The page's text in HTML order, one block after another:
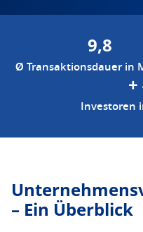
9,8
Ø Transaktionsdauer in
Investoren
– Ein Überblick